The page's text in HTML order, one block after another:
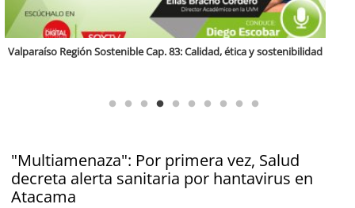
Región Sostenible Cap 60: Economía circular y desarrollo regional
"Multiamenaza": Por primera vez, Salud
decreta alerta sanitaria por hantavirus en
Atacama